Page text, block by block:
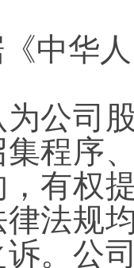
中华
公司
程序
有权
法规
。公